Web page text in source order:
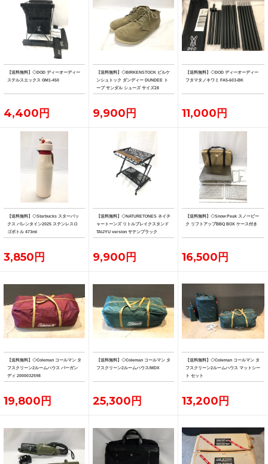
【送料無料】◇DOD ディーオーディー
ステルスエックス GM1-450
4,400円
【送料無料】◇BIRKENSTOCK ビルケ
ンシュトック ダンディー DUNDEE ト
ープ サンダル シューズ サイズ28
9,900円
【送料無料】◇DOD ディーオーディー
フタマタノキワミ FA5-603-BK
11,000円
【送料無料】◇Starbucks スターバッ
クス バレンタイン2025 ステンレスロ
ゴボトル 473ml
3,850円
【送料無料】◇NATURETONES ネイチ
ャートーンズ リトルブレイクスタンド
TAIJYU version サテンブラック
9,900円
【送料無料】◇Snow Peak スノーピー
ク リフトアップBBQ BOX ケース付き
16,500円
【送料無料】◇Coleman コールマン タ
フスクリーン2ルームハウス バーガン
ディ 2000032598
19,800円
【送料無料】◇Coleman コールマン タ
フスクリーン2ルームハウス/MDX
25,300円
【送料無料】◇Coleman コールマン タ
フスクリーン2ルームハウス マットシー
ト セット
13,200円